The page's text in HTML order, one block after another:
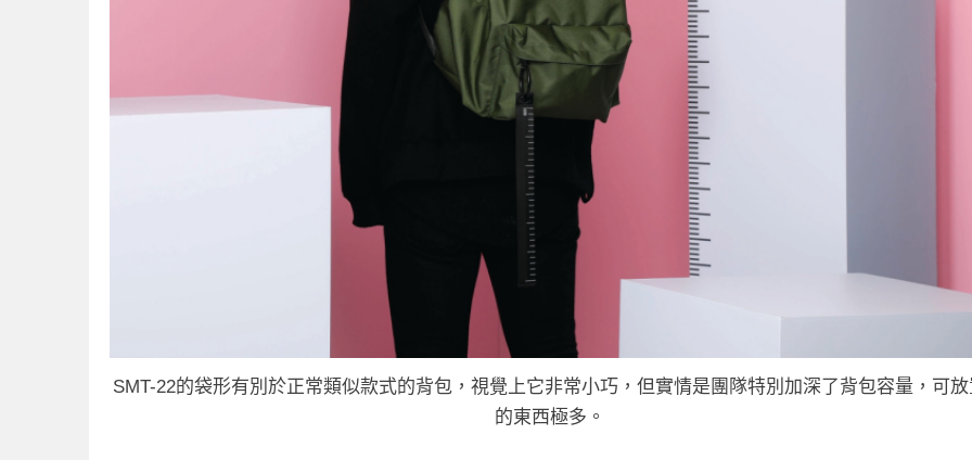
SMT-22的袋形有別於正常類似款式的背包，視覺上它非常小巧，但實情是團隊特別加深了背包容量，可
的東西極多。